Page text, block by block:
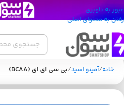
عبور به ناوبری
رفتن به محتوای اصلی
خانه آمینو اسید بی سی ای ای (BCAA)